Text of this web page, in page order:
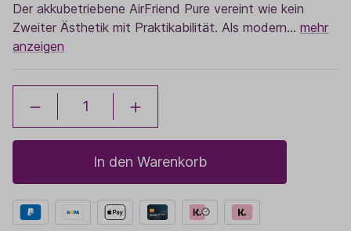
Der akkubetriebene AirFriend Pure vereint wie kein
Zweiter Ästhetik mit Praktikabilität. Als modern… mehr
anzeigen
In den Warenkorb